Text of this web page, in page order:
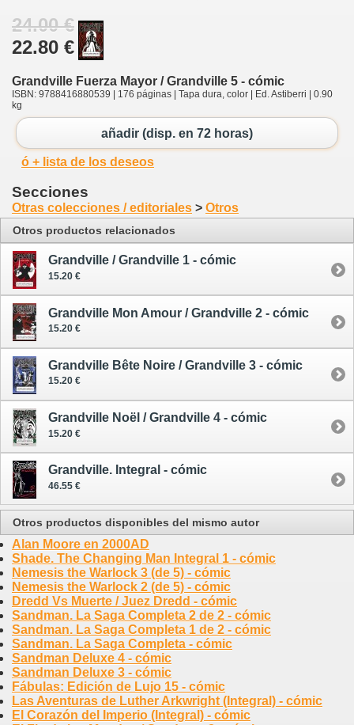
24.00 €
22.80 €
Grandville Fuerza Mayor / Grandville 5 - cómic
ISBN: 9788416880539 | 176 páginas | Tapa dura, color | Ed. Astiberri | 0.90
kg
añadir (disp. en 72 horas)
ó + lista de los deseos
Secciones
Otras colecciones / editoriales > Otros
Otros productos relacionados
Grandville / Grandville 1 - cómic
15.20 €
Grandville Mon Amour / Grandville 2 - cómic
15.20 €
Grandville Bête Noire / Grandville 3 - cómic
15.20 €
Grandville Noël / Grandville 4 - cómic
15.20 €
Grandville. Integral - cómic
46.55 €
Otros productos disponibles del mismo autor
Alan Moore en 2000AD
Shade. The Changing Man Integral 1 - cómic
Nemesis the Warlock 3 (de 5) - cómic
Nemesis the Warlock 2 (de 5) - cómic
Dredd Vs Muerte / Juez Dredd - cómic
Sandman. La Saga Completa 2 de 2 - cómic
Sandman. La Saga Completa 1 de 2 - cómic
Sandman. La Saga Completa - cómic
Sandman Deluxe 4 - cómic
Sandman Deluxe 3 - cómic
Fábulas: Edición de Lujo 15 - cómic
Las Aventuras de Luther Arkwright (Integral) - cómic
El Corazón del Imperio (Integral) - cómic